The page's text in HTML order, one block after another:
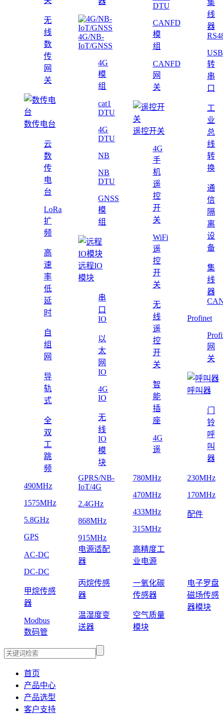
无
线
数
传
网
关
数传电台
云
数
传
电
台
LoRa
扩
频
高
速
率
低
延
时
自
组
网
导
轨
式
全
双
工
跳
频
4G/NB-
IoT/GNSS
4G
模
组
cat1
DTU
4G
DTU
NB
NB
DTU
GNSS
模
组
远程IO
模块
串
口
IO
以
太
网
IO
4G
IO
无
线
IO
模
块
DTU
CANFD
模
组
CANFD
网
关
遥控开关
4G
手
机
遥
控
开
关
WiFi
遥
控
开
关
无
线
遥
控
开
关
智
能
插
座
4G
遥
集
线
器
USB
转
串
口
工
业
总
线
转
换
通
信
隔
离
设
备
集
线
器
Profinet
网
关
呼叫器
门
铃
呼
叫
器
490MHz
1575MHz
5.8GHz
GPS
GPRS/NB-
IoT/4G
2.4GHz
868MHz
915MHz
780MHz
470MHz
433MHz
315MHz
230MHz
170MHz
配件
AC-DC
DC-DC
电源适配
器
高精度工
业电源
甲烷传感
器
Modbus
数码管
丙烷传感
器
温湿度变
送器
一氧化碳
传感器
空气质量
模块
电子罗盘
磁场传感
器模块
首页
产品中心
产品选型
客户支持